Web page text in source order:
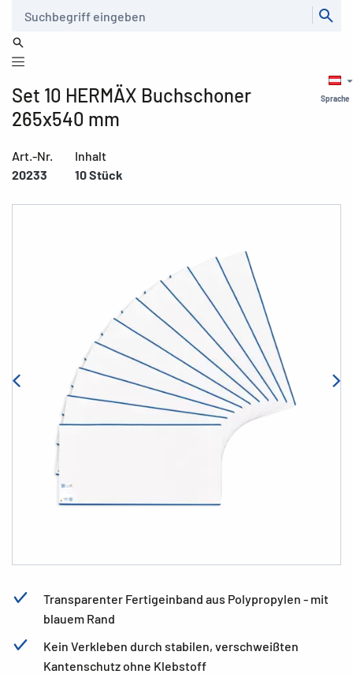
Sprache
Set 10 HERMÄX Buchschoner
265x540 mm
Art.-Nr.
20233
Inhalt
10 Stück
Transparenter Fertigeinband aus Polypropylen - mit
blauem Rand
Kein Verkleben durch stabilen, verschweißten
Kantenschutz ohne Klebstoff